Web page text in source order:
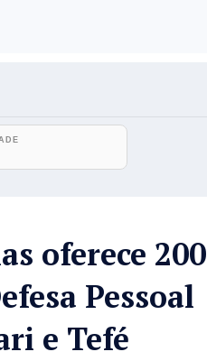
oferece 200
Pessoal
e Tefé